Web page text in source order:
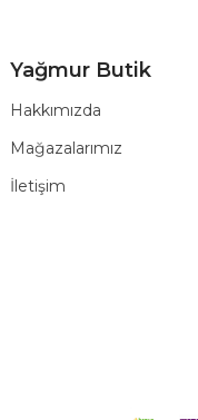
Yağmur Butik
Hakkımızda
Mağazalarımız
İletişim